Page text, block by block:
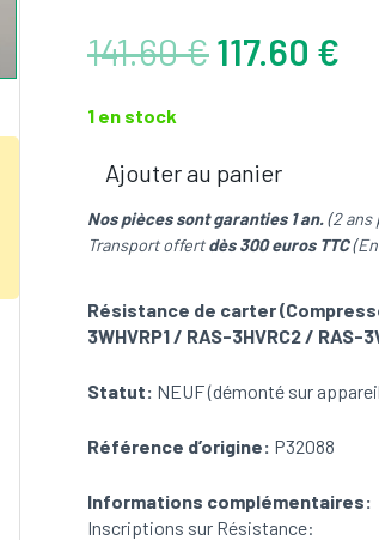
141.60€Le
prix
141.60 €.
117.60 €Le
1 en stock
quantité
de
Résistance
(Compresseur)/
Crankcase
20603V
pour
RAS-
3WHVRP1
Ajouter au panier
Nos pièces sont garanties 1 an.(2 ans
Transport offertdès 300 euros TTC
Résistance de carter
3WHVRP1 / RAS-3HVRC2 / RAS-
Statut: NEUF (démonté sur
Référence d’origine: P32088
Informations complémentaires:
Inscriptions sur Résistance: